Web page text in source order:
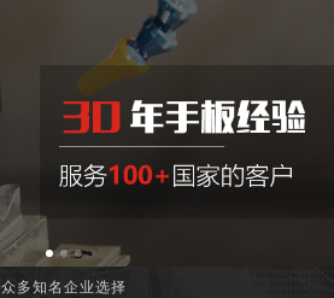
众多知名企业选择